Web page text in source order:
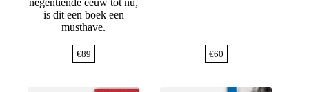
negentiende eeuw tot nu,
is dit een boek een
musthave.
€89 €60